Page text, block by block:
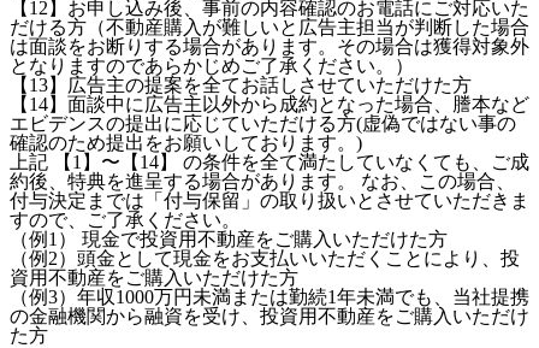
【12】お申し込み後、事前の内容確認のお電話にご対応いた
だける方（不動産購入が難しいと広告主担当が判断した場合
は面談をお断りする場合があります。その場合は獲得対象外
となりますのであらかじめご了承ください。）
【13】広告主の提案を全てお話しさせていただけた方
【14】面談中に広告主以外から成約となった場合、謄本など
エビデンスの提出に応じていただける方(虚偽ではない事の
確認のため提出をお願いしております。)
上記 【1】〜【14】 の条件を全て満たしていなくても、ご成
約後、特典を進呈する場合があります。 なお、この場合、
付与決定までは「付与保留」の取り扱いとさせていただきま
すので、ご了承ください。
（例1） 現金で投資用不動産をご購入いただけた方
（例2）頭金として現金をお支払いいただくことにより、投
資用不動産をご購入いただけた方
（例3）年収1000万円未満または勤続1年未満でも、当社提携
の金融機関から融資を受け、投資用不動産をご購入いただけ
た方